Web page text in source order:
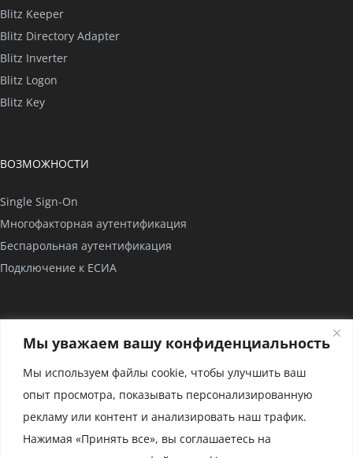
Мы уважаем вашу конфиденциальность
Мы используем файлы cookie, чтобы улучшить ваш
опыт просмотра, показывать персонализированную
рекламу или контент и анализировать наш трафик.
Нажимая «Принять все», вы соглашаетесь на
Blitz Keeper
Blitz Directory Adapter
Blitz Inverter
Blitz Logon
Blitz Key
ВОЗМОЖНОСТИ
Single Sign-On
Многофакторная аутентификация
Беспарольная аутентификация
Подключение к ЕСИА
О нас
Сертификаты